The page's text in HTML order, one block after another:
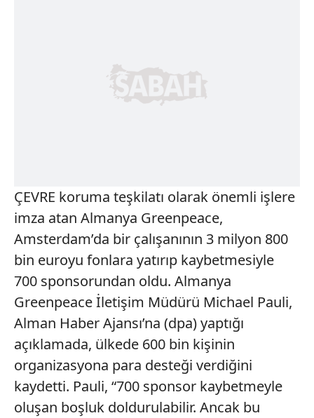
ÇEVRE koruma teşkilatı olarak önemli işlere
imza atan Almanya Greenpeace,
Amsterdam’da bir çalışanının 3 milyon 800
bin euroyu fonlara yatırıp kaybetmesiyle
700 sponsorundan oldu. Almanya
Greenpeace İletişim Müdürü Michael Pauli,
Alman Haber Ajansı’na (dpa) yaptığı
açıklamada, ülkede 600 bin kişinin
organizasyona para desteği verdiğini
kaydetti. Pauli, “700 sponsor kaybetmeyle
oluşan boşluk doldurulabilir. Ancak bu